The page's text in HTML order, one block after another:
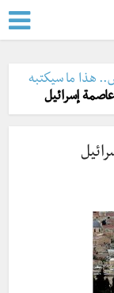
هذا ما سيكتبه
إسرائيل